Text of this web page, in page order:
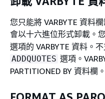
您只能將 VARBYTE 資料
會以十六進位形式卸載。
選項的 VARBYTE 資料。
ADDQUOTES 選項。
PARTITIONED BY 資料欄。